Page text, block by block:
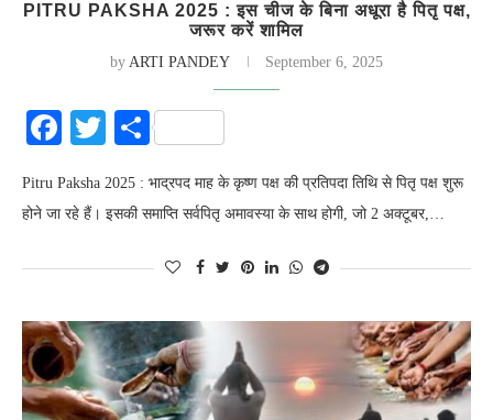
PITRU PAKSHA 2025 : इस चीज के बिना अधूरा है पितृ पक्ष,
जरूर करें शामिल
by ARTI PANDEY September 6, 2025
Facebook
Twitter
Share
Pitru Paksha 2025 : भाद्रपद माह के कृष्ण पक्ष की प्रतिपदा तिथि से पितृ पक्ष शुरू
होने जा रहे हैं। इसकी समाप्ति सर्वपितृ अमावस्या के साथ होगी, जो 2 अक्टूबर,…